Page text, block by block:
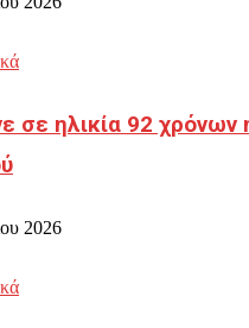
σε ηλικία 92
2026